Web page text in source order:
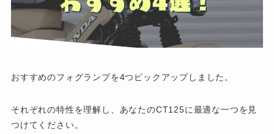
おすすめのフォグランプを4つピックアップしました。
それぞれの特性を理解し、あなたのCT125に最適な一つを見
つけてください。